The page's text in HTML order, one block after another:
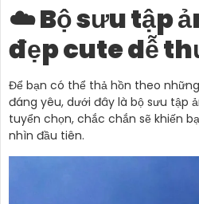
☁️ Bộ sưu tập
đẹp cute dễ
Để bạn có thể thả hồn theo
đáng yêu, dưới đây là bộ sưu tập
tuyển chọn, chắc chắn sẽ khiến
nhìn đầu tiên.